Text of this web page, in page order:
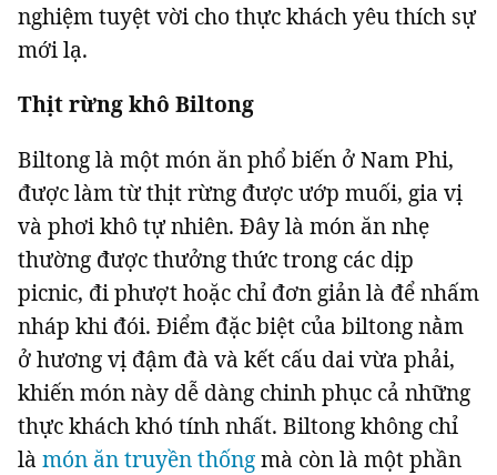
Sản phẩm khác
Liên hệ quảng cáo
Đọc Thanh Niên trên điện thoại
Theo dõi báo trên
nghiệm tuyệt vời cho thực khách yêu thích sự
mới lạ.
Thịt rừng khô Biltong
Biltong là một món ăn phổ biến ở Nam Phi,
được làm từ thịt rừng được ướp muối, gia vị
và phơi khô tự nhiên. Đây là món ăn nhẹ
thường được thưởng thức trong các dịp
picnic, đi phượt hoặc chỉ đơn giản là để nhấm
nháp khi đói. Điểm đặc biệt của biltong nằm
ở hương vị đậm đà và kết cấu dai vừa phải,
khiến món này dễ dàng chinh phục cả những
thực khách khó tính nhất. Biltong không chỉ
là món ăn truyền thốngmà còn là một phần